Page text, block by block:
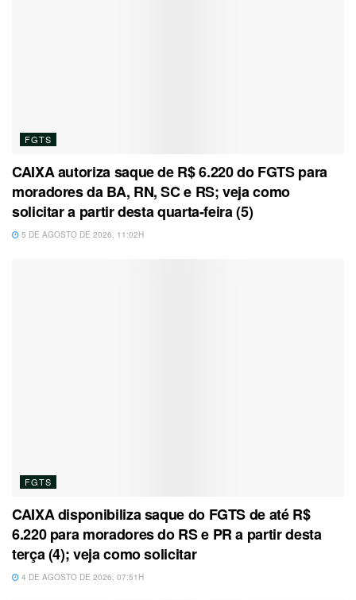
FGTS
CAIXA autoriza saque de R$ 6.220 do FGTS para
moradores da BA, RN, SC e RS; veja como
solicitar a partir desta quarta-feira (5)
5 DE AGOSTO DE 2026, 11:02H
FGTS
CAIXA disponibiliza saque do FGTS de até R$
6.220 para moradores do RS e PR a partir desta
terça (4); veja como solicitar
4 DE AGOSTO DE 2026, 07:51H